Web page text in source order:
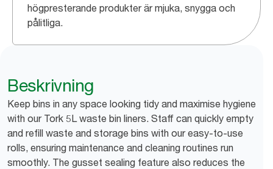
högpresterande produkter är mjuka, snygga och
pålitliga.
Beskrivning
Keep bins in any space looking tidy and maximise hygiene
with our Tork 5L waste bin liners. Staff can quickly empty
and refill waste and storage bins with our easy-to-use
rolls, ensuring maintenance and cleaning routines run
smoothly. The gusset sealing feature also reduces the